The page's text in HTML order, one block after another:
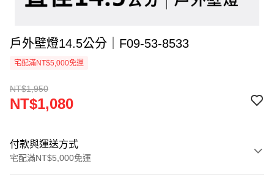
戶外壁燈14.5公分｜F09-53-8533
宅配滿NT$5,000免運
NT$1,950
NT$1,080
付款與運送方式
宅配滿NT$5,000免運